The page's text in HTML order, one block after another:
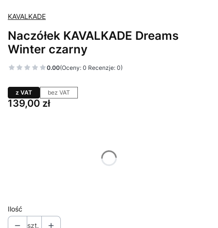
KAVALKADE
Naczółek KAVALKADE Dreams
Winter czarny
0.00(Oceny: 0 Recenzje: 0)
z VAT bez VAT
Cena
139,00 zł
Ilość
szt.